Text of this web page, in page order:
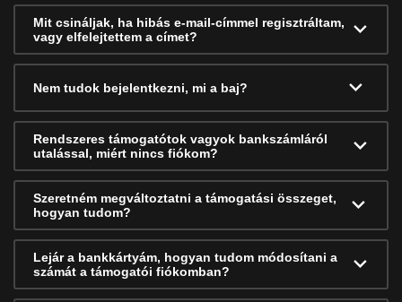
Mit csináljak, ha hibás e-mail-címmel regisztráltam,
vagy elfelejtettem a címet?
Nem tudok bejelentkezni, mi a baj?
Rendszeres támogatótok vagyok bankszámláról
utalással, miért nincs fiókom?
Szeretném megváltoztatni a támogatási összeget,
hogyan tudom?
Lejár a bankkártyám, hogyan tudom módosítani a
számát a támogatói fiókomban?